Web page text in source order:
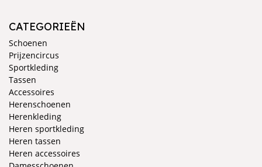
CATEGORIEËN
Schoenen
Prijzencircus
Sportkleding
Tassen
Accessoires
Herenschoenen
Herenkleding
Heren sportkleding
Heren tassen
Heren accessoires